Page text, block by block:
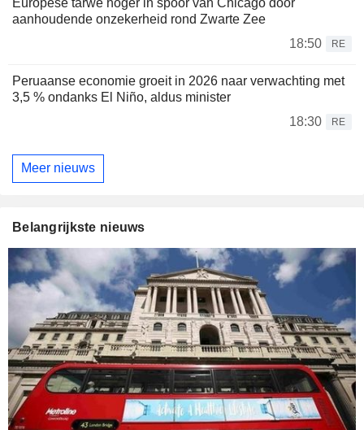
aanhoudende onzekerheid rond Zwarte Zee
18:50
RE
Peruaanse economie groeit in 2026 naar verwachting met
3,5 % ondanks El Niño, aldus minister
18:30
RE
Meer nieuws
Belangrijkste nieuws